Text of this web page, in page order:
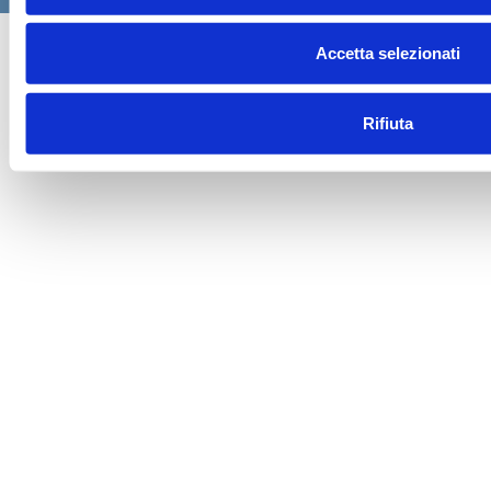
Accetta selezionati
Rifiuta